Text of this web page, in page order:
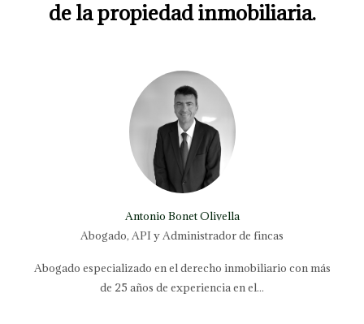
de la propiedad inmobiliaria.
Antonio Bonet Olivella
Abogado, API y Administrador de fincas
Abogado especializado en el derecho inmobiliario con más
de 25 años de experiencia en el...